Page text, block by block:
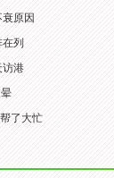
原因
列
访港
了大忙